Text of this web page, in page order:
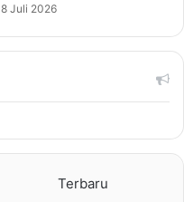
8 Juli 2026
Terbaru